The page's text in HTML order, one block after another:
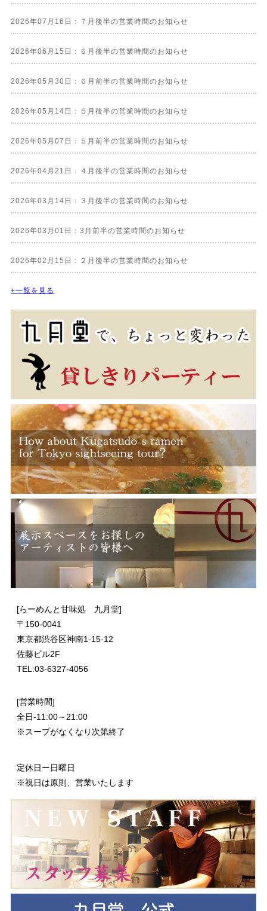
2026年07月16日：７月後半の営業時間のお知らせ
2026年06月15日：６月後半の営業時間のお知らせ
2026年05月30日：６月前半の営業時間のお知らせ
2026年05月14日：５月後半の営業時間のお知らせ
2026年05月07日：５月前半の営業時間のお知らせ
2026年04月21日：４月後半の営業時間のお知らせ
2026年03月14日：３月後半の営業時間のお知らせ
2026年03月01日：3月前半の営業時間のお知らせ
2026年02月15日：２月後半の営業時間のお知らせ
+一覧を見る
[らーめんと甘味処 九月堂]
〒 150-0041
東京都渋谷区神南1-15-12
佐藤ビル2F
TEL:03-6327-4056
[営業時間]
全日-11:00～21:00
※スープがなくなり次第終了
定休日ー日曜日
※祝日は原則、営業いたします